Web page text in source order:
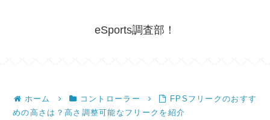
eSports調査部！
ホーム コントローラー
FPSフリークのおすす
めの高さは？高さ調整可能なフリークを紹介